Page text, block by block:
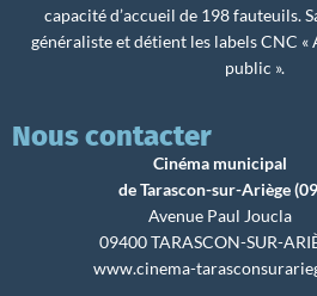
capacité d’accueil de 198 fauteuils.
généraliste et détient les labels CNC «
public ».
Nous contacter
Cinéma municipal
de Tarascon-sur-Ariège
Avenue Paul Joucla
09400 TARASCON-SUR-
www.cinema-